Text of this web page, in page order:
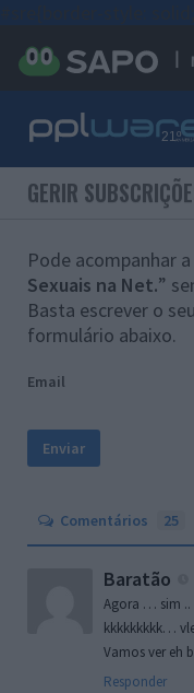
GERIR
Pode acompanhar
Sexuais na Net.”
Basta escrever o
formulário abaixo.
Email
Comentários 25
Baratão
Agora … sim ..
kkkkkkkkk…
Vamos ver eh
Responder